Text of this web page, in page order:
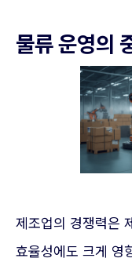
물류 운영의
제조업의 경쟁력은
효율성에도 크게 영